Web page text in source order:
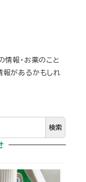
情報・お薬のこと
報があるかもしれ
検索